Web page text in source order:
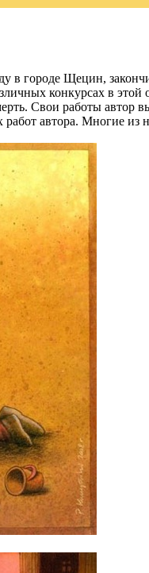
в городе Щецин,
конкурсах в этой
Свои работы автор
автора. Многие из